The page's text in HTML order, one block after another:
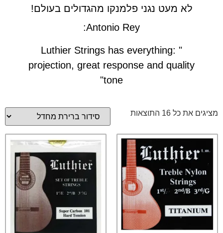
לא מעט נגני פלמנקו מהגדולים בעולם!
Antonio Rey:
"Luthier Strings has everything:
projection, great response and quality
tone"
מציגים את כל ⁦16⁩ התוצאות